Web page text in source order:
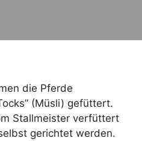
die Pferde
(Müsli) gefüttert.
Stallmeister verfüttert
gerichtet werden.